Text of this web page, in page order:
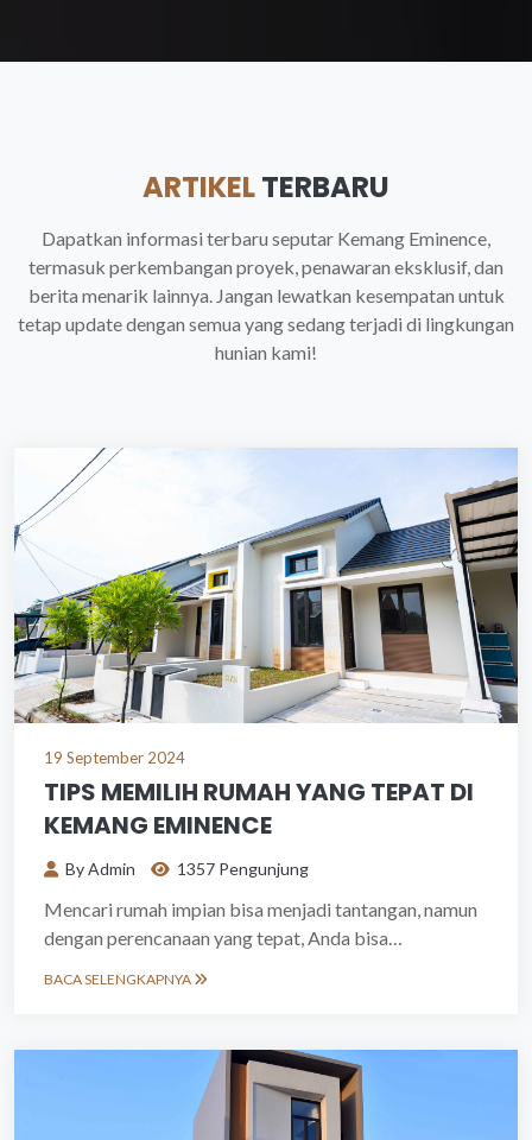
ARTIKELTERBARU
Dapatkan informasi terbaru seputar Kemang Eminence,
termasuk perkembangan proyek, penawaran eksklusif, dan
berita menarik lainnya. Jangan lewatkan kesempatan untuk
tetap update dengan semua yang sedang terjadi di lingkungan
hunian kami!
19 September 2024
TIPS MEMILIH RUMAH YANG TEPAT DI
KEMANG EMINENCE
By Admin 1357 Pengunjung
Mencari rumah impian bisa menjadi tantangan, namun
dengan perencanaan yang tepat, Anda bisa
BACA SELENGKAPNYA